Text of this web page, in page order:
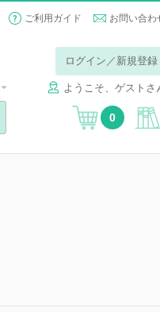
ご利用ガイド お問い合わ
ログイン／新規登録
ようこそ、ゲストさ
0